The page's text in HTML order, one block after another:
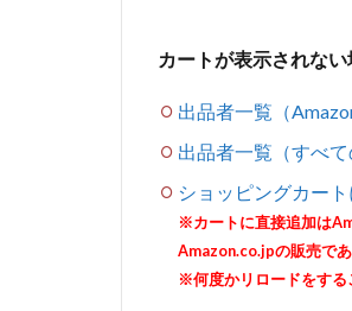
カートが表示されない
出品者一覧（
出品者一覧（すべて
ショッピングカー
※カートに直接追加は
Amazon.co.jpの販売で
※何度かリロードをする